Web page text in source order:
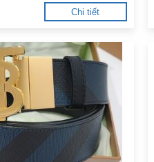
Chi tiết